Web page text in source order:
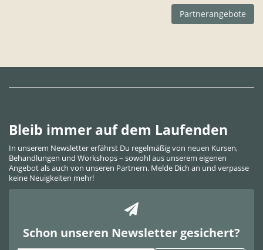
Partnerangebote
Bleib immer auf dem Laufenden
In unserem Newsletter erfährst Du regelmäßig von neuen Kursen,
Behandlungen und Workshops – sowohl aus unserem eigenen
Angebot als auch von unseren Partnern. Melde Dich an und verpasse
keine Neuigkeiten mehr!
Schon unseren Newsletter gesichert?